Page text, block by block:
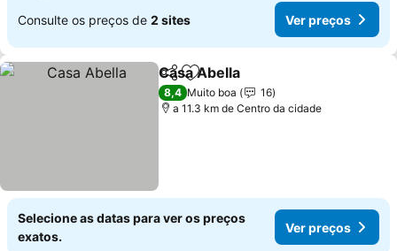
Consulte os preços de 2 sites Ver preços
PartilharAdicionar aos favoritos
Casa Abella
8,4 Muito boa
16
a 11.3 km de Centro da cidade
Selecione as datas para ver os preços
exatos.
Ver preços